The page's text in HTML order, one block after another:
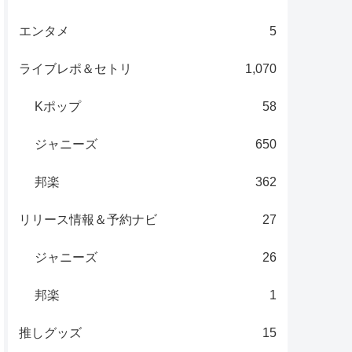
エンタメ 5
ライブレポ＆セトリ 1,070
Kポップ 58
ジャニーズ 650
邦楽 362
リリース情報＆予約ナビ 27
ジャニーズ 26
邦楽 1
推しグッズ 15